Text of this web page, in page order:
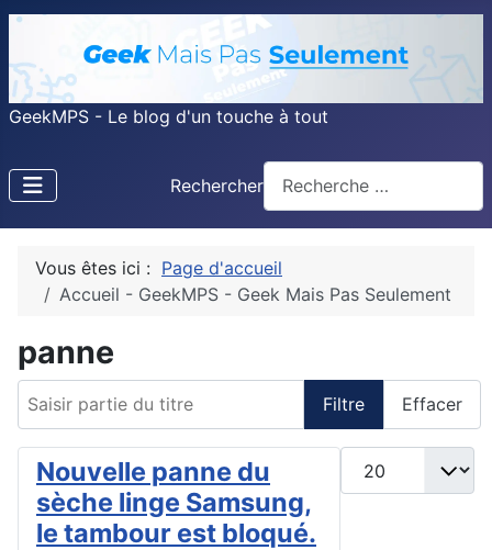
GeekMPS - Le blog d'un touche à tout
Rechercher
Vous êtes ici : Page d'accueil
Accueil - GeekMPS - Geek Mais Pas Seulement
panne
Filtre Effacer
Afficher #
Nouvelle panne du
sèche linge Samsung,
le tambour est bloqué.